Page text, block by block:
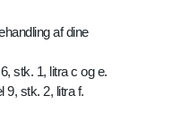
af dine
stk. 1, litra c og e.
9, stk. 2, litra f.